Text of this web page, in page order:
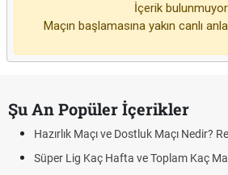
İçerik bulunmuyor
Maçın başlamasına yakın canlı
Şu An Popüler İçerikler
Hazırlık Maçı ve Dostluk Maçı Nedir?
Süper Lig Kaç Hafta ve Toplam Kaç